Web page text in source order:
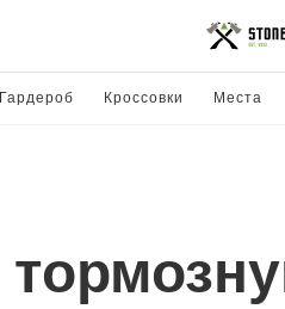
Кроссовки Места